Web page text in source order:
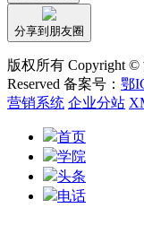
分享到朋友圈
版权所有 Copyright
Reserved 备案号： 鄂
营销系统 企业分站
首页
学院
头条
电话